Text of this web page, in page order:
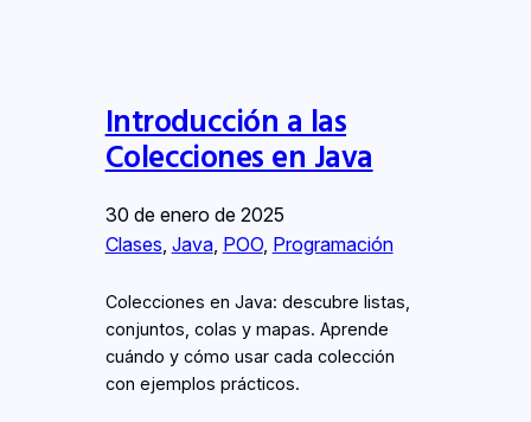
Introducción a las
Colecciones en Java
30 de enero de 2025
Clases Java, POO, Programación
Colecciones en Java: descubre listas,
conjuntos, colas y mapas. Aprende
cuándo y cómo usar cada colección
con ejemplos prácticos.